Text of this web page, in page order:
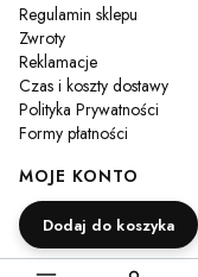
Regulamin sklepu
Zwroty
Reklamacje
Czas i koszty dostawy
Polityka Prywatności
Formy płatności
MOJE KONTO
Twoje zamówienia
Ustawienia konta
Dodaj do koszyka